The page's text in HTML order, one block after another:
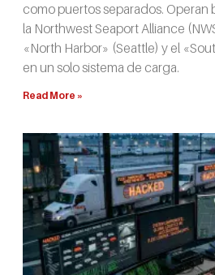
como puertos separados. Operan
la Northwest Seaport Alliance
«North Harbor» (Seattle) y el
en un solo sistema de carga.
Read More »